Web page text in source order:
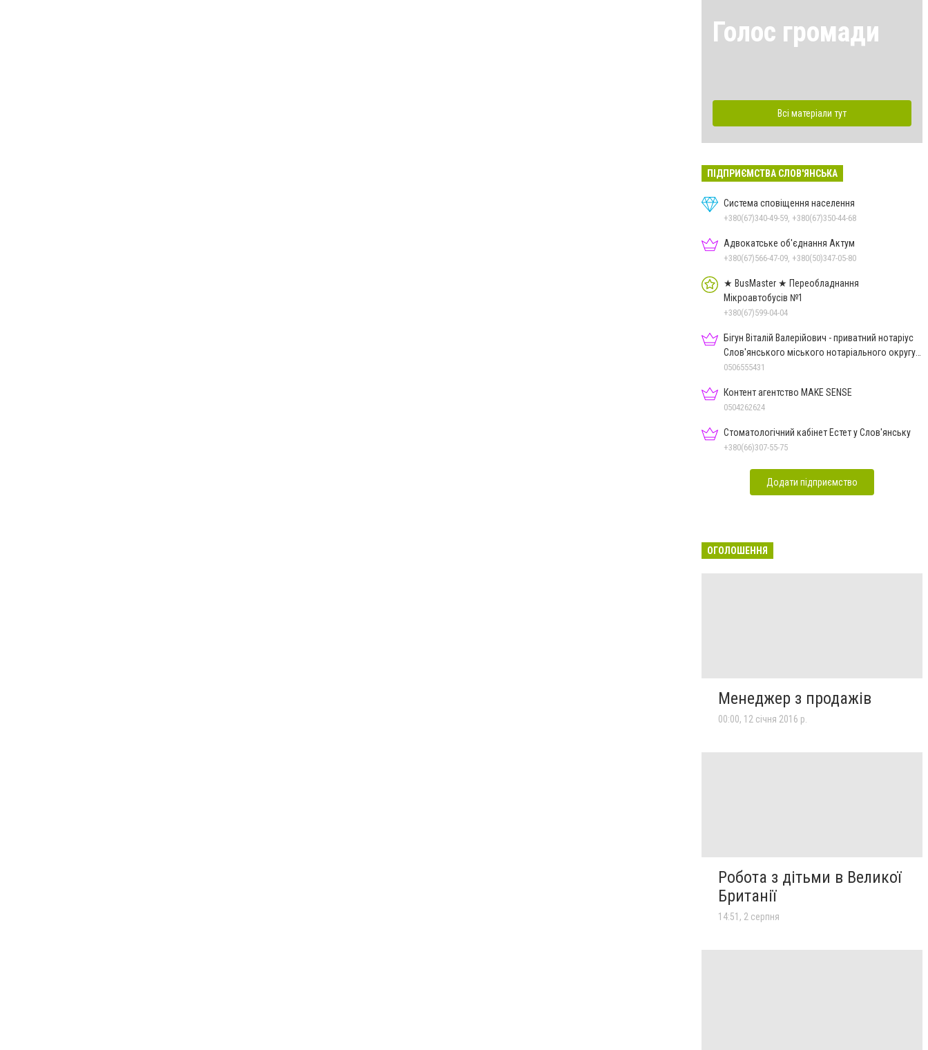
Голос громади
Всі матеріали тут
ПІДПРИЄМСТВА СЛОВ'ЯНСЬКА
Система сповіщення населення
+380(67)340-49-59, +380(67)350-44-68
Адвокатське об'єднання Актум
+380(67)566-47-09, +380(50)347-05-80
★ BusMaster ★ Переобладнання
Мікроавтобусів №1
+380(67)599-04-04
Бігун Віталій Валерійович - приватний нотаріус
Слов'янського міського нотаріального округу
Дон.обл.
0506555431
Контент агентство MAKE SENSE
0504262624
Стоматологічний кабінет Естет у Слов'янську
+380(66)307-55-75
Додати підприємство
ОГОЛОШЕННЯ
Менеджер з продажів
00:00, 12 січня 2016 р.
Робота з дітьми в Великої
Британії
14:51, 2 серпня